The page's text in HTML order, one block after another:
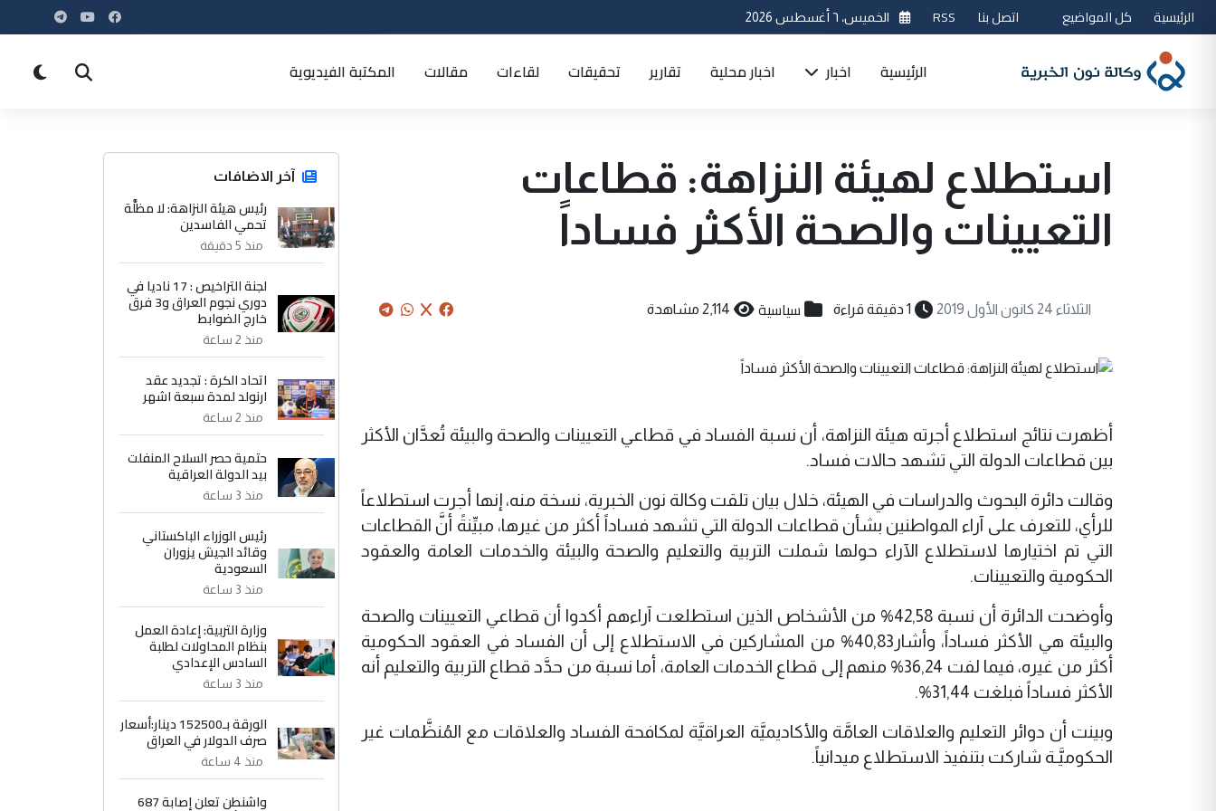
الرئيسية كل المواضيع اتصل بنا RSS الخميس، ٦ أغسطس 2026
الرئيسية اخبار اخبار محلية تقارير تحقيقات لقاءات مقالات المكتبة الفيديوية
استطلاع لهيئة النزاهة: قطاعات
التعيينات والصحة الأكثر فساداً
الثلاثاء 24 كانون الأول 2019 1 دقيقة قراءة سياسية 2,114 مشاهدة
أظهرت نتائج استطلاع أجرته هيئة النزاهة، أن نسبة الفساد في قطاعي التعيينات والصحة والبيئة تُعدَّان الأكثر
بين قطاعات الدولة التي تشهد حالات فساد.
وقالت دائرة البحوث والدراسات في الهيئة، خلال بيان تلقت وكالة نون الخبرية، نسخة منه، إنها أجرت استطلاعاً
للرأي، للتعرف على آراء المواطنين بشأن قطاعات الدولة التي تشهد فساداً أكثر من غيرها، مبيِّنةً أنَّ القطاعات
التي تم اختيارها لاستطلاع الآراء حولها شملت التربية والتعليم والصحة والبيئة والخدمات العامة والعقود
الحكومية والتعيينات.
وأوضحت الدائرة أن نسبة 42,58% من الأشخاص الذين استطلعت آراءهم أكدوا أن قطاعي التعيينات والصحة
والبيئة هي الأكثر فساداً، وأشار40,83% من المشاركين في الاستطلاع إلى أن الفساد في العقود الحكومية
أكثر من غيره، فيما لفت 36,24% منهم إلى قطاع الخدمات العامة، أما نسبة من حدَّد قطاع التربية والتعليم أنه
الأكثر فساداً فبلغت 31,44%.
وبينت أن دوائر التعليم والعلاقات العامَّة والأكاديميَّة العراقيَّة لمكافحة الفساد والعلاقات مع المُنظَّمات غير
الحكوميَّـة شاركت بتنفيذ الاستطلاع ميدانياً.
آخر الاضافات
رئيس هيئة النزاهة: لا مظلَّة
تحمي الفاسدين
منذ 5 دقيقة
لجنة التراخيص : 17 ناديا في
دوري نجوم العراق و3 فرق
خارج الضوابط
منذ 2 ساعة
اتحاد الكرة : تجديد عقد
ارنولد لمدة سبعة اشهر
منذ 2 ساعة
حتمية حصر السلاح المنفلت
بيد الدولة العراقية
منذ 3 ساعة
رئيس الوزراء الباكستاني
وقائد الجيش يزوران
السعودية
منذ 3 ساعة
وزارة التربية: إعادة العمل
بنظام المحاولات لطلبة
السادس الإعدادي
منذ 3 ساعة
الورقة بـ152500 دينار:أسعار
صرف الدولار في العراق
منذ 4 ساعة
واشنطن تعلن إصابة 687